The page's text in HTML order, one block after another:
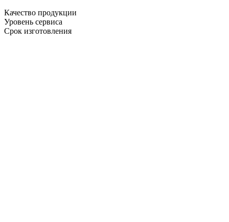
Качество продукции
Уровень сервиса
Срок изготовления